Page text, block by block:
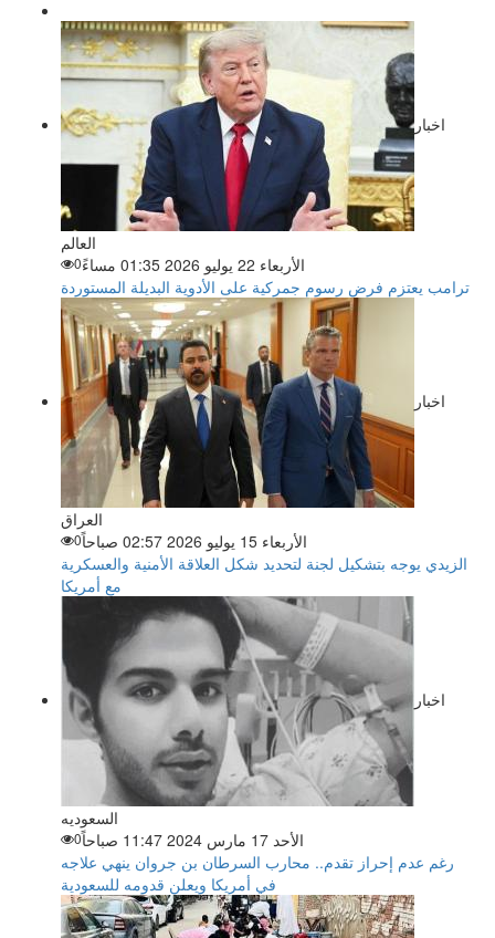
اخبار
العالم
الأربعاء 22 يوليو 2026 01:35 مساءً
0
ترامب يعتزم فرض رسوم جمركية على الأدوية البديلة المستوردة
اخبار
العراق
الأربعاء 15 يوليو 2026 02:57 صباحاً
0
الزيدي يوجه بتشكيل لجنة لتحديد شكل العلاقة الأمنية والعسكرية
مع أمريكا
اخبار
السعوديه
الأحد 17 مارس 2024 11:47 صباحاً
0
رغم عدم إحراز تقدم.. محارب السرطان بن جروان ينهي علاجه
في أمريكا ويعلن قدومه للسعودية